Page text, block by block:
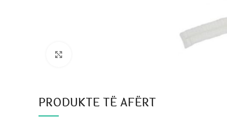
PRODUKTE TË AFËRT